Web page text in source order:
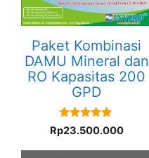
Paket Kombinasi
DAMU Mineral dan
RO Kapasitas 200
GPD
5.00
out of 5
Rp23.500.000